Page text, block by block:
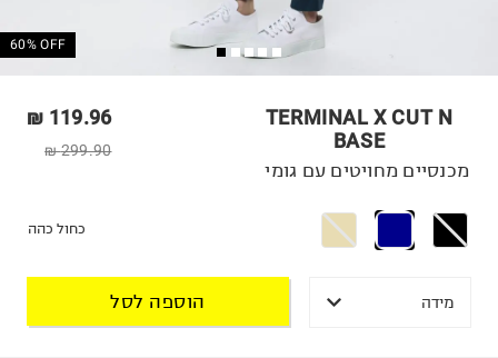
60% OFF
TERMINAL X CUT N
BASE
119.96 ₪
299.90 ₪
מכנסיים מחויטים עם גומי
כחול כהה
מידה הוספה לסל